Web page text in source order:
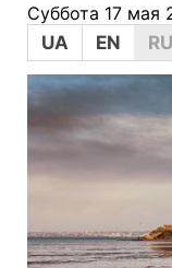
Суббота 17 мая
UA
EN RU